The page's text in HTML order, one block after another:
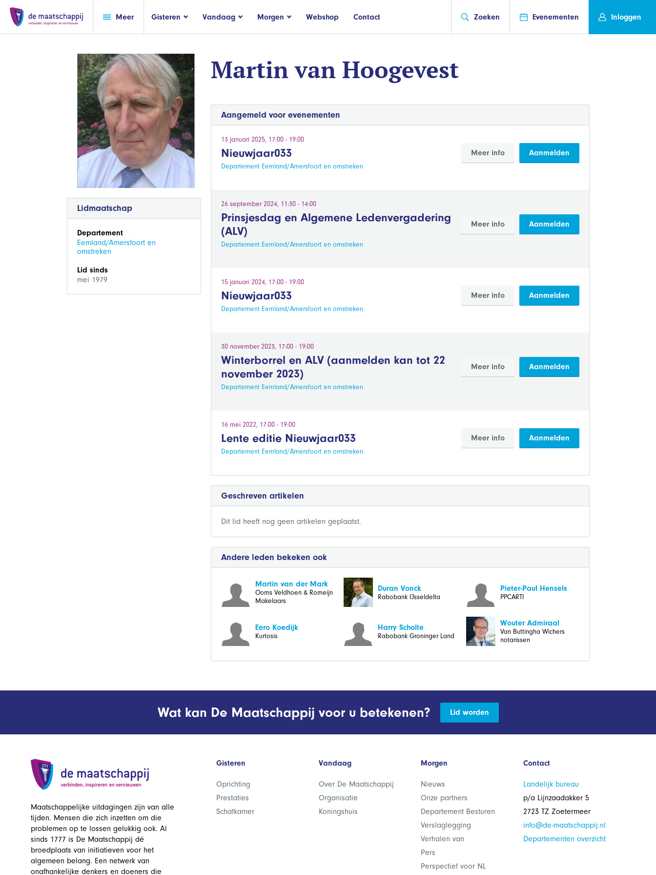
Meer Gisteren Vandaag Morgen Webshop Contact Zoeken Evenementen Inloggen
Lidmaatschap
Departement
Eemland/Amersfoort en
omstreken
Lid sinds
mei 1979
Martin van Hoogevest
Aangemeld voor evenementen
13 januari 2025, 17:00 - 19:00
Nieuwjaar033
Departement Eemland/Amersfoort en omstreken
Meer info Aanmelden
26 september 2024, 11:30 - 14:00
Prinsjesdag en Algemene Ledenvergadering
(ALV)
Departement Eemland/Amersfoort en omstreken
Meer info Aanmelden
15 januari 2024, 17:00 - 19:00
Nieuwjaar033
Departement Eemland/Amersfoort en omstreken
Meer info Aanmelden
30 november 2023, 17:00 - 19:00
Winterborrel en ALV (aanmelden kan tot 22
november 2023)
Departement Eemland/Amersfoort en omstreken
Meer info Aanmelden
16 mei 2022, 17:00 - 19:00
Lente editie Nieuwjaar033
Departement Eemland/Amersfoort en omstreken
Meer info Aanmelden
Geschreven artikelen
Dit lid heeft nog geen artikelen geplaatst.
Andere leden bekeken ook
Martin van der Mark
Ooms Veldhoen & Romeijn
Makelaars
Duran Vonck
Rabobank IJsseldelta
Pieter-Paul Hensels
PPCARTI
Eero Koedijk
Kurtosis
Harry Scholte
Rabobank Groninger Land
Wouter Admiraal
Van Buttingha Wichers
notarissen
Wat kan De Maatschappij voor u betekenen? Lid worden
Maatschappelijke uitdagingen zijn van alle
tijden. Mensen die zich inzetten om die
problemen op te lossen gelukkig ook. Al
sinds 1777 is De Maatschappij dé
broedplaats van initiatieven voor het
algemeen belang. Een netwerk van
onafhankelijke denkers en doeners die
Gisteren
Oprichting
Prestaties
Schatkamer
Vandaag
Over De Maatschappij
Organisatie
Koningshuis
Morgen
Nieuws
Onze partners
Departement Besturen
Verslaglegging
Verhalen van
Pers
Perspectief voor NL
Contact
Landelijk bureau
p/a Lijnzaadakker 5
2723 TZ Zoetermeer
info@de-maatschappij.nl
Departementen overzicht